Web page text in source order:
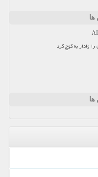
ها
وادار به کوچ کرد
ها